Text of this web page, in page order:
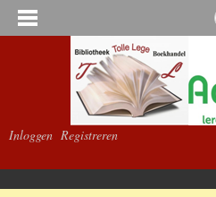
Inloggen Registreren